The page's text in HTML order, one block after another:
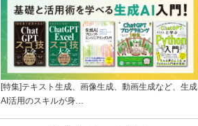
[特集]テキスト生成、画像生成、動画生成など、生成
AI活用のスキルが身…